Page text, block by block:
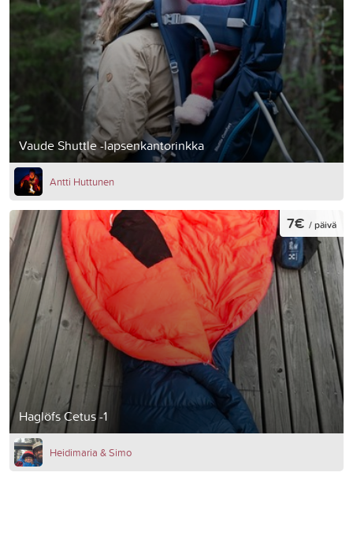
Vaude Shuttle -lapsenkantorinkka
Antti Huttunen
Haglöfs Cetus -1
7€ / päivä
Heidimaria & Simo